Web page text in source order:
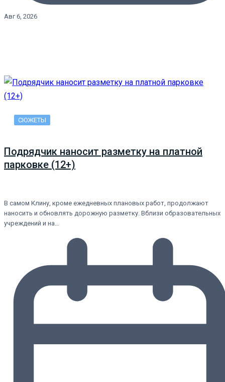
Авг 6, 2026
СЮЖЕТЫ
Подрядчик наносит разметку на платной
парковке (12+)
В самом Клину, кроме ежедневных плановых работ, продолжают
наносить и обновлять дорожную разметку. Вблизи образовательных
учреждений и на…